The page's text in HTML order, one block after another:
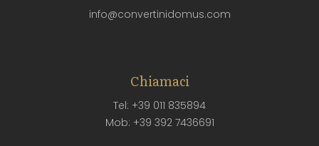
info@convertinidomus.com
Chiamaci
Tel: +39 011 835894
Mob: +39 392 7436691